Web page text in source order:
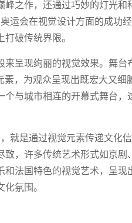
之作，还通过巧妙的灯光
运会在视觉设计方面的成功
破传统界限。
呈现绚丽的视觉效果。舞
，为观众呈现出既宏大又
与城市相连的开幕式舞台
就是通过视觉元素传递文化
，许多传统艺术形式如京
法国特色的视觉艺术，呈
氛围。